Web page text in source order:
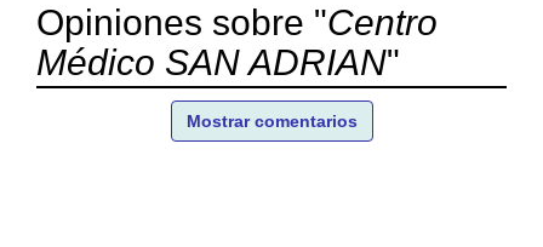
Opiniones sobre "Centro
Médico SAN ADRIAN"
Mostrar comentarios